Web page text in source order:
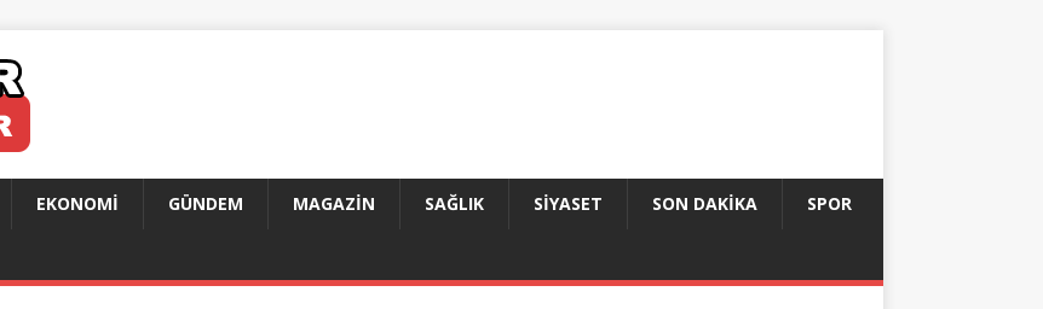
EKONOMI GÜNDEM MAGAZIN SAĞLIK SIYASET SON DAKIKA SPOR